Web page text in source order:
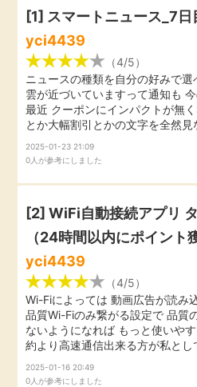
高還元
無料
即日還元
アンケート
ゲーム
買い物
モニター
ポイ活お得情報
エンタメ
クレジットカード
暮らし
引っ越し
買取・査定
学び
進学・教育
美容・健康
月額有料サービス
[1] スマートニュース_7
yci4439
（4/5）
ニュースの種類を自分の好みで
雲が近づいていますって通知も
最近 クーポンにインパクトが無
とか大幅割引とかの文字を全然見
2025-01-23 21:09
0人が参考にしました
[2] WiFi自動接続アプリ
（24時間以内にポイント
yci4439
（4/5）
Wi-Fiによっては 動画広告が読み
品質Wi-Fiのみ繋がる設定で 品質
ないようになれば もっと使いや
約より高速通信出来る方が私と
2025-01-16 20:49
0人が参考にしました